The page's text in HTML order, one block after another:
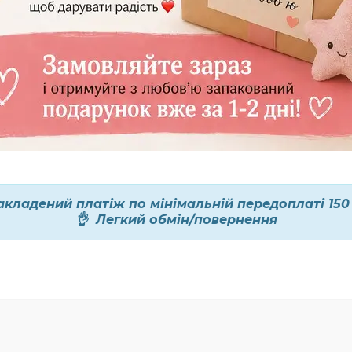
платіж по мінімальній передоплаті
👌 Легкий обмін/повернення